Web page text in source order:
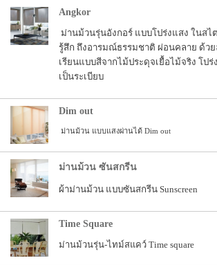
Angkor
ม่านม้วนรุ่นอังกอร์ แบบโปร่งแสง ในสไ
รู้สึก ถึงอารมณ์ธรรมชาติ ผ่อนคลาย ด้ว
เรียนแบบสีจากไม้ประดุจเยื้อไม้จริง โปร่
เป็นระเบียบ
Dim out
ม่านม้วน แบบแสงผ่านได้ Dim out
ม่านม้วน ซันสกรีน
ผ้าม่านม้วน แบบซันสกรีน Sunscreen
Time Square
ม่านม้วนรุ่น-ไทม์สแคว์ Time square